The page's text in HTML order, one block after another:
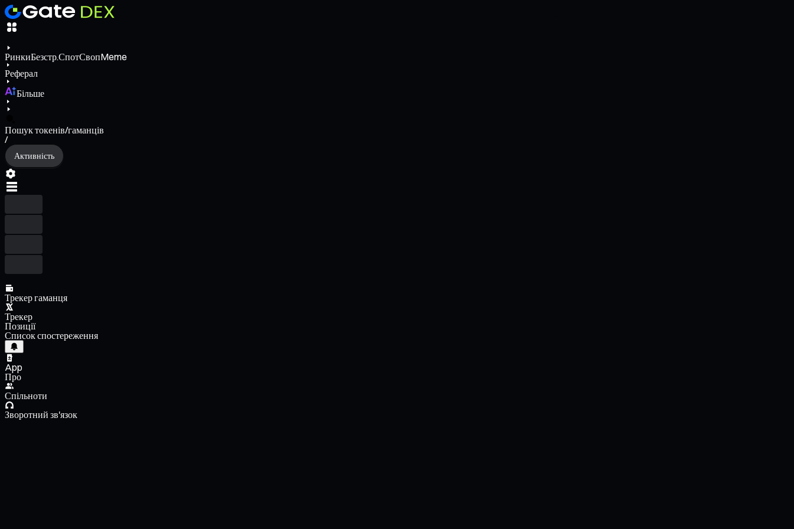
РинкиБезстр.СпотСвопMeme
Реферал
Більше
Пошук токенів/гаманців
/
Активність
Трекер гаманця
Трекер
Позиції
Список спостереження
App
Про
Спільноти
Зворотний зв'язок